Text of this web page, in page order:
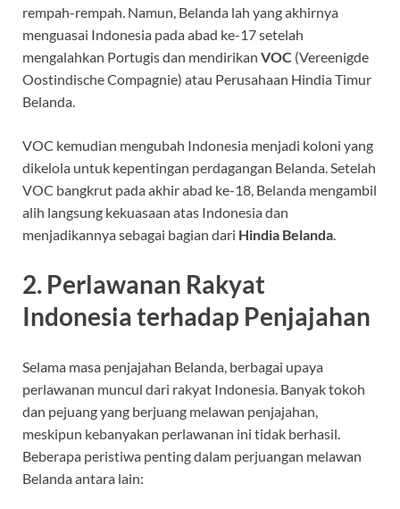
rempah-rempah. Namun, Belanda lah yang akhirnya
menguasai Indonesia pada abad ke-17 setelah
mengalahkan Portugis dan mendirikan VOC (Vereenigde
Oostindische Compagnie) atau Perusahaan Hindia Timur
Belanda.
VOC kemudian mengubah Indonesia menjadi koloni yang
dikelola untuk kepentingan perdagangan Belanda. Setelah
VOC bangkrut pada akhir abad ke-18, Belanda mengambil
alih langsung kekuasaan atas Indonesia dan
menjadikannya sebagai bagian dari Hindia Belanda.
2. Perlawanan Rakyat
Indonesia terhadap Penjajahan
Selama masa penjajahan Belanda, berbagai upaya
perlawanan muncul dari rakyat Indonesia. Banyak tokoh
dan pejuang yang berjuang melawan penjajahan,
meskipun kebanyakan perlawanan ini tidak berhasil.
Beberapa peristiwa penting dalam perjuangan melawan
Belanda antara lain: